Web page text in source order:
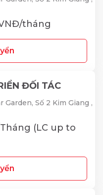
tháng
ĐỐI TÁC
Garden, Số 2 Kim Giang ,
(LC up to